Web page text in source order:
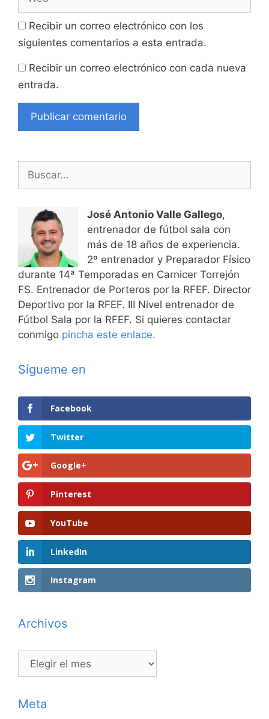
Recibir un correo electrónico con los
siguientes comentarios a esta entrada.
Recibir un correo electrónico con cada nueva
entrada.
José Antonio Valle Gallego,
entrenador de fútbol sala con
más de 18 años de experiencia.
2º entrenador y Preparador Físico
durante 14ª Temporadas en Carnicer Torrejón
FS. Entrenador de Porteros por la RFEF. Director
Deportivo por la RFEF. III Nivel entrenador de
Fútbol Sala por la RFEF. Si quieres contactar
conmigo pincha este enlace.
Sígueme en
Facebook
Twitter
Google+
Pinterest
YouTube
LinkedIn
Instagram
Archivos
Archivos
Meta